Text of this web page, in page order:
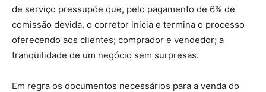
de serviço pressupõe que, pelo pagamento de 6% de
comissão devida, o corretor inicia e termina o processo
oferecendo aos clientes; comprador e vendedor; a
tranqüilidade de um negócio sem surpresas.
Em regra os documentos necessários para a venda do